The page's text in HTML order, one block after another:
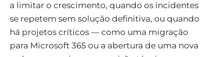
a limitar o crescimento, quando os incidentes
se repetem sem solução definitiva, ou quando
há projetos críticos — como uma migração
para Microsoft 365 ou a abertura de uma nova